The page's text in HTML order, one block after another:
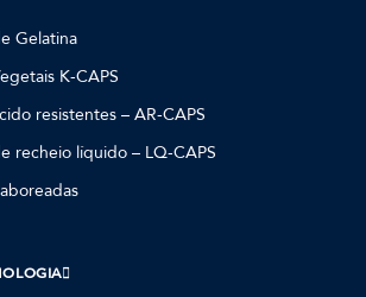
Gelatina
K-CAPS
resistentes – AR-CAPS
recheio líquido – LQ-CAPS